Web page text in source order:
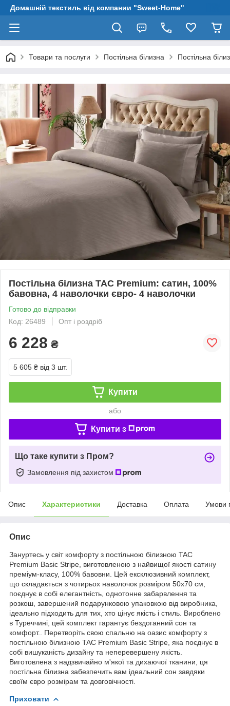
Домашній текстиль від компании "Sweet-Home"
Товари та послуги Постільна білизна Постільна
Постільна білизна TAC Premium: сатин, 100%
бавовна, 4 наволочки євро- 4 наволочки
Готово до відправки
Код: 26489
Опт і роздріб
6 228 ₴
5 605 ₴ від 3 шт.
Купити
або
Купити з
Що таке купити з Пром?
Замовлення під захистом
Опис Характеристики Доставка Оплата Умови
Опис
Зануртесь у світ комфорту з постільною білизною TAC
Premium Basic Stripe, виготовленою з найвищої якості сатину
преміум-класу, 100% бавовни. Цей ексклюзивний комплект,
що складається з чотирьох наволочок розміром 50x70 см,
поєднує в собі елегантність, однотонне забарвлення та
розкош, завершений подарунковою упаковкою від виробника,
ідеально підходить для тих, хто цінує якість і стиль. Вироблено
в Туреччині, цей комплект гарантує бездоганний сон та
комфорт.. Перетворіть свою спальню на оазис комфорту з
постільною білизною TAC Premium Basic Stripe, яка поєднує в
собі вишуканість дизайну та неперевершену якість.
Виготовлена з надзвичайно м'якої та дихаючої тканини, ця
постільна білизна забезпечить вам ідеальний сон завдяки
своїм євро розмірам та довговічності.
Приховати